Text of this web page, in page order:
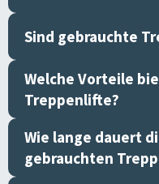
Sind gebrauchte
Welche Vorteile
Treppenlifte?
Wie lange dauert
gebrauchten